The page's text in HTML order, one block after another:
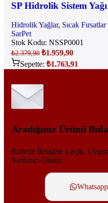
SP Hidrolik Sistem
Hidrolik Yağlar, Sıcak Fırsatlar
SarPet
Stok Kodu: NSSP0001
₺2.379,90 ₺1.959,90
Sepette: ₺1.763,91
Aradığınız Ürünü
Bizimle İletişime Geçin,
Yardımcı Olalım